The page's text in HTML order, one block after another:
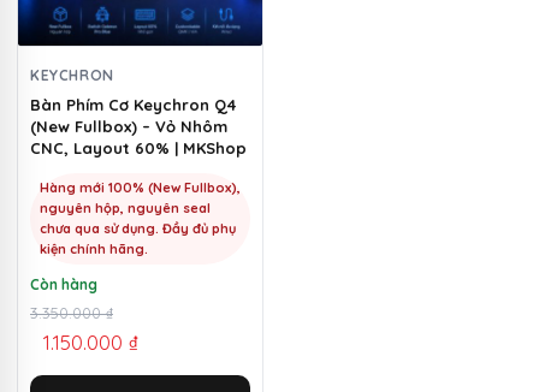
KEYCHRON
Bàn Phím Cơ Keychron Q4
(New Fullbox) – Vỏ Nhôm
CNC, Layout 60% | MKShop
Hàng mới 100% (New Fullbox),
nguyên hộp, nguyên seal
chưa qua sử dụng. Đầy đủ phụ
kiện chính hãng.
Còn hàng
3.350.000₫
Giá
gốc
là:
1.150.000 ₫
Giá
hiện
tại
Các
tùy
chọn
có
thể
được
chọn
trên
trang
sản
phẩm